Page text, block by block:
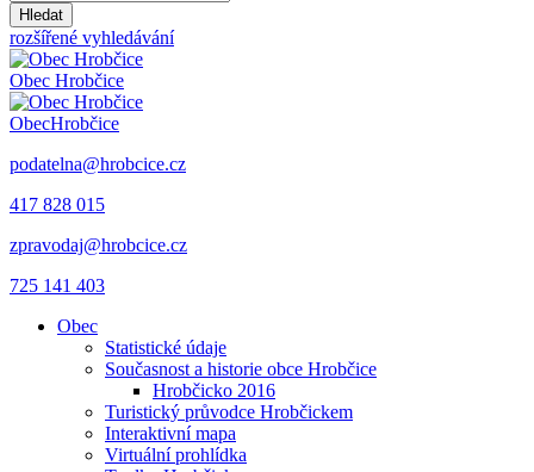
Hledat
rozšířené vyhledávání
Obec Hrobčice
ObecHrobčice
podatelna@hrobcice.cz
417 828 015
zpravodaj@hrobcice.cz
725 141 403
Obec
Statistické údaje
Současnost a historie obce Hrobčice
Hrobčicko 2016
Turistický průvodce Hrobčickem
Interaktivní mapa
Virtuální prohlídka